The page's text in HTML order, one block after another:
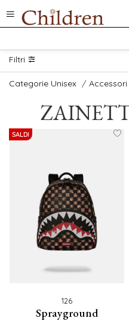
Filtri
Categorie Unisex / Accessori
SALDI
126
sprayground